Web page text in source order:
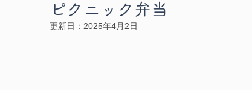
ピクニック弁当
更新日： 2025年4月2日